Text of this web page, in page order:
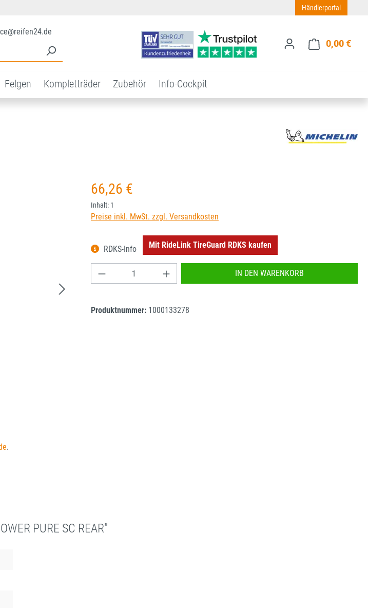
Händlerportal
0,00 €
Felgen Kompletträder Zubehör Info-Cockpit
.
Regulärer Preis:
66,26 €
Inhalt: 1
Preise inkl. MwSt. zzgl. Versandkosten
RDKS-Info Mit RideLink TireGuard RDKS kaufen
Produkt Anzahl: Gib den gewünschten Wert ein oder
IN DEN WARENKORB
Produktnummer: 1000133278
PURE SC REAR"